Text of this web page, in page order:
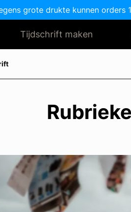
grote drukte kunnen orders
Tijdschrift maken